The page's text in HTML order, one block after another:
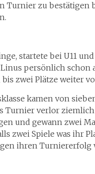
Turnier zu bestätigen
startete bei U11
persönlich schon
zwei Plätze weiter
kamen von
Turnier verlor
und gewann zwei
zwei Spiele was ihr
ihren Turniererfolg